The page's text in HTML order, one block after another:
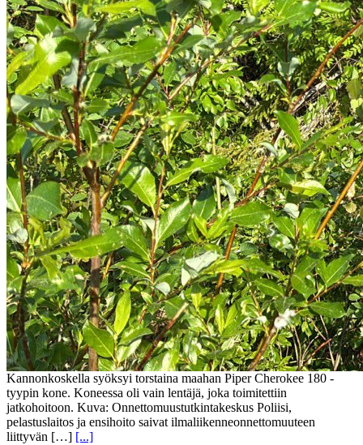
Kannonkoskella syöksyi torstaina maahan Piper Cherokee 180 -
tyypin kone. Koneessa oli vain lentäjä, joka toimitettiin
jatkohoitoon. Kuva: Onnettomuustutkintakeskus Poliisi,
pelastuslaitos ja ensihoito saivat ilmaliikenneonnettomuuteen
liittyvän […] [...]